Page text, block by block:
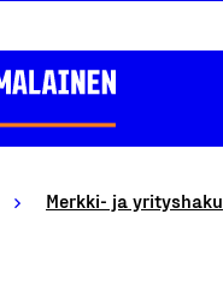
Merkki- ja yrityshaku